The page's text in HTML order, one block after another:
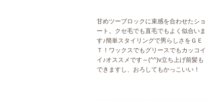
甘めツーブロックに束感を合わせたショ
ート。クセ毛でも直毛でもよく似合いま
す♪簡単スタイリングで男らしさをＧＥ
Ｔ！ワックスでもグリースでもカッコイ
イ♪オススメです～(^^)v立ち上げ前髪も
できますし、おろしてもかっこいい！